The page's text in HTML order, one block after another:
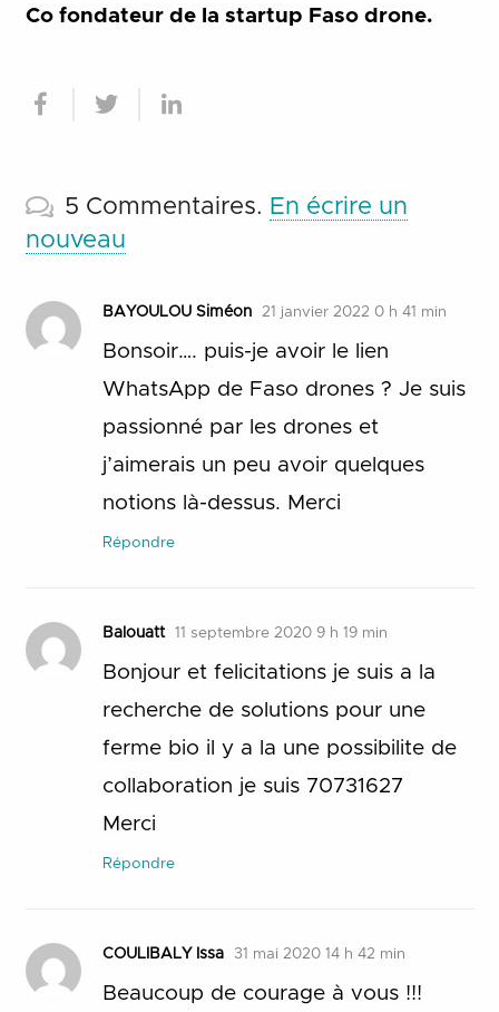
Co fondateur de la startup Faso drone.
5 Commentaires. En écrire un
nouveau
BAYOULOU Siméon 21 janvier 2022 0 h 41 min
Bonsoir…. puis-je avoir le lien
WhatsApp de Faso drones ? Je suis
passionné par les drones et
j’aimerais un peu avoir quelques
notions là-dessus. Merci
Répondre
Balouatt 11 septembre 2020 9 h 19 min
Bonjour et felicitations je suis a la
recherche de solutions pour une
ferme bio il y a la une possibilite de
collaboration je suis 70731627
Merci
Répondre
COULIBALY Issa 31 mai 2020 14 h 42 min
Beaucoup de courage à vous !!!